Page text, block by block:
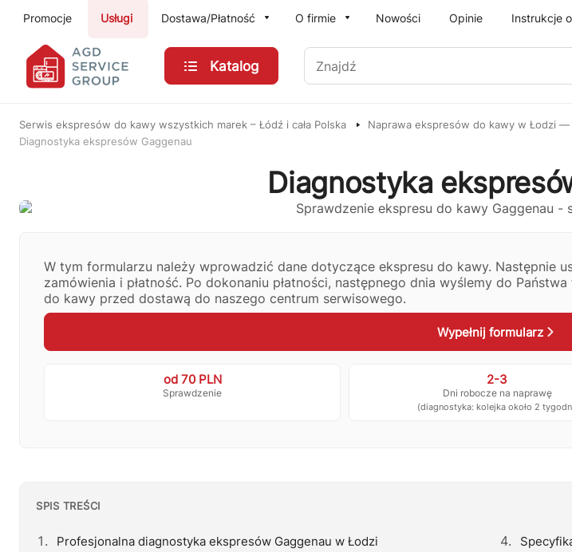
Promocje Usługi Dostawa/Płatność O firmie Nowości Opinie Instrukcje
Katalog
Znajdź
Serwis ekspresów do kawy wszystkich marek – Łódź i cała Polska Naprawa ekspresów do kawy w Łodzi —
Diagnostyka ekspresów Gaggenau
Diagnostyka
W tym formularzu należy wprowadzić dane dotyczące ekspresu do kawy. Następnie
zamówienia i płatność. Po dokonaniu płatności, następnego dnia wyślemy do
do kawy przed dostawą do naszego centrum serwisowego.
Wypełnij formularz
od 70 PLN
Sprawdzenie
2-3
Dni robocze na naprawę
(diagnostyka: kolejka około 2
SPIS TREŚCI
Profesjonalna diagnostyka ekspresów Gaggenau w Łodzi